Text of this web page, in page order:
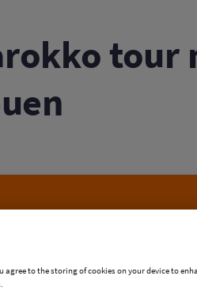
tour
dat je plannen kunnen
'koop nu, betaal later'-
Algemene
agree to the storing of cookies on your device to